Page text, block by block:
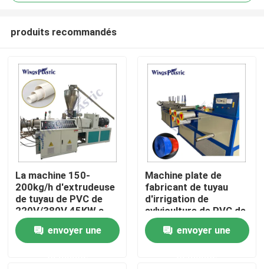
Maison
Produits
produits recommandés
La machine 150-
200kg/h d'extrudeuse
de tuyau de PVC de
220V/380V 45KW a
produit
envoyer une
Machine plate de
fabricant de tuyau
d'irrigation de
sylviculture de PVC de
configuration de
tissu-renforcé
automatique de tuyau
envoyer une